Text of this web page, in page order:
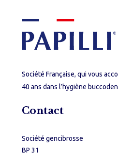
Société Française, qui vous
40 ans dans l’hygiène
Contact
Société gencibrosse
BP 31